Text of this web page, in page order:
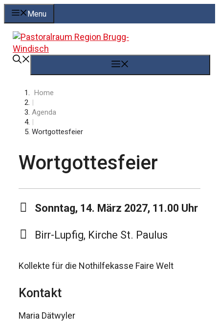
Springe
zum
Inhalt
Menu
Home
|
Agenda
|
Wortgottesfeier
Wortgottesfeier
Sonntag, 14. März 2027, 11.00 Uhr
Birr-Lupfig, Kirche St. Paulus
Kollekte für die Nothilfekasse Faire Welt
Kontakt
Maria Dätwyler